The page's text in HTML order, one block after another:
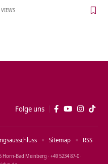
Folge uns
Meinberg · +49 5234 87‑0 ·
Sitemap RSS